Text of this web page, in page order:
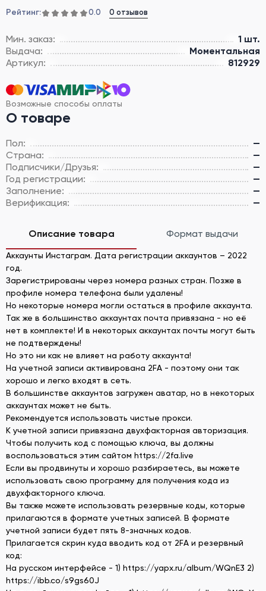
Рейтинг: 0.0 0 отзывов
Мин. заказ:
1 шт.
Выдача:
Моментальная
Артикул:
812929
Возможные способы оплаты
О товаре
Пол:
—
Страна:
—
Подписчики/Друзья:
—
Год регистрации:
—
Заполнение:
—
Верификация:
—
Описание товара Формат выдачи
Аккаунты Инстаграм. Дата регистрации аккаунтов – 2022
год.
Зарегистрированы через номера разных стран. Позже в
профиле номера телефона были удалены!
Но некоторые номера могли остаться в профиле аккаунта.
Так же в большинство аккаунтах почта привязана - но её
нет в комплекте! И в некоторых аккаунтах почты могут быть
не подтверждены!
Но это ни как не влияет на работу аккаунта!
На учетной записи активирована 2FA - поэтому они так
хорошо и легко входят в сеть.
В большинстве аккаунтов загружен аватар, но в некоторых
аккаунтах может не быть.
Рекомендуется использовать чистые прокси.
К учетной записи привязана двухфакторная авторизация.
Чтобы получить код с помощью ключа, вы должны
воспользоваться этим сайтом https://2fa.live
Если вы продвинуты и хорошо разбираетесь, вы можете
использовать свою программу для получения кода из
двухфакторного ключа.
Вы также можете использовать резервные коды, которые
прилагаются в формате учетных записей. В формате
учетной записи будет пять 8-значных кодов.
Прилагается скрин куда вводить код от 2FA и резервный
код:
На русском интерфейсе - 1) https://yapx.ru/album/WQnE3 2)
https://ibb.co/s9gs60J